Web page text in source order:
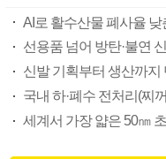
세계서 가장 얇은 50㎚